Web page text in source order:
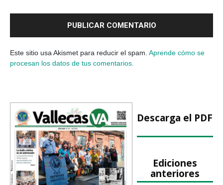
Este sitio usa Akismet para reducir el spam. Aprende cómo se
procesan los datos de tus comentarios.
Descarga el PDF
Ediciones
anteriores